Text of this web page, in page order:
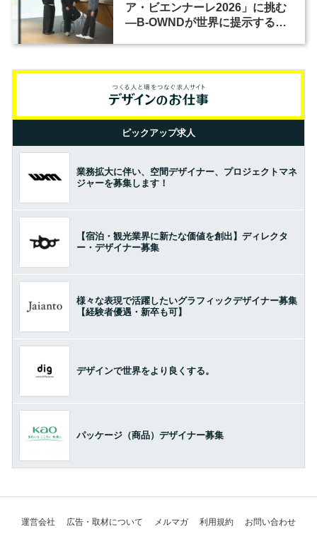
ア・ビエンナーレ2026」に挑む
―B-OWNDが世界に提示する美
ピックアップ求人
業務拡大に伴い、空間デザイナー、プロジェクトマネ
ジャーを募集します！
【宿泊・観光業界に新たな価値を創出】ディレクタ
ー・デザイナー募集
様々な表現で活躍したいグラフィックデザイナー募集
【経験者優遇・新卒も可】
デザインで世界をより良くする。
パッケージ（商品）デザイナー募集
運営会社 広告・取材について メルマガ 利用規約 お問い合わせ